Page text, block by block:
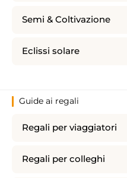
Semi & Coltivazione
Eclissi solare
Guide ai regali
Regali per viaggiatori
Regali per colleghi